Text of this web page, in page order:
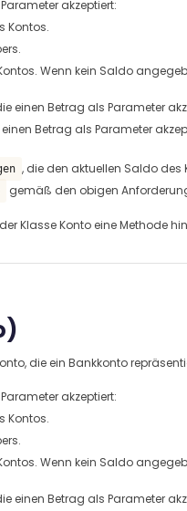
akzeptiert:
Kontos.
Wenn kein Saldo
einen Betrag als Parameter
einen Betrag als Parameter
, die den aktuellen Saldo des
gemäß den obigen
Klasse Konto eine Methode
die ein Bankkonto
akzeptiert:
Kontos.
Wenn kein Saldo
einen Betrag als Parameter